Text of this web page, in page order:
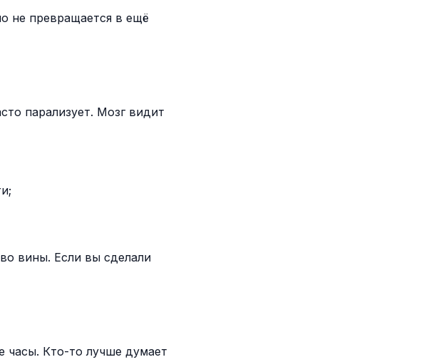
не превращается в ещё
парализует. Мозг видит
вины. Если вы сделали
часы. Кто-то лучше думает